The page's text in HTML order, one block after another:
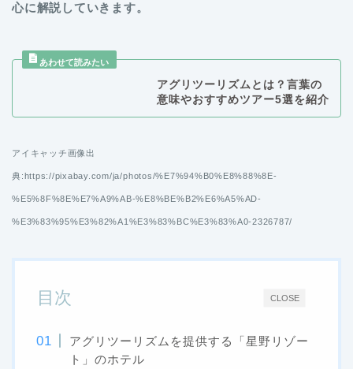
心に解説していきます。
アグリツーリズムとは？言葉の
意味やおすすめツアー5選を紹介
アイキャッチ画像出
典:https://pixabay.com/ja/photos/%E7%94%B0%E8%88%8E-
%E5%8F%8E%E7%A9%AB-%E8%BE%B2%E6%A5%AD-
%E3%83%95%E3%82%A1%E3%83%BC%E3%83%A0-2326787/
CLOSE
目次
アグリツーリズムを提供する「星野リゾー
ト」のホテル